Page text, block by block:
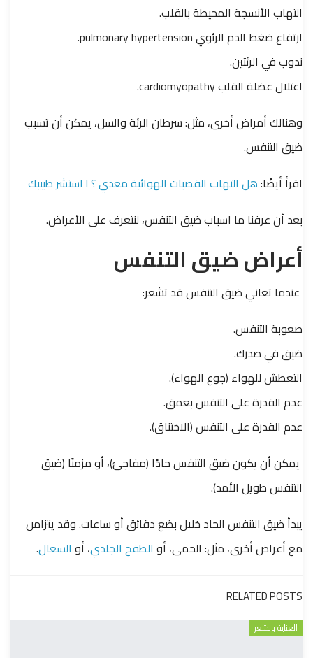
التهاب الأنسجة المحيطة بالقلب.
ارتفاع ضغط الدم الرئوي pulmonary hypertension.
ندوب في الرئتين.
اعتلال عضلة القلب cardiomyopathy.
وهنالك أمراض أخرى، مثل: سرطان الرئة والسل، يمكن أن تسبب
ضيق التنفس.
اقرأ أيضًا:هل التهاب القصبات الهوائية معدي ؟ l استشر طبيبك
بعد أن عرفنا ما اسباب ضيق التنفس، لنتعرف على الأعراض.
أعراض ضيق التنفس
عندما تعاني ضيق التنفس قد تشعر:
صعوبة التنفس.
ضيق في صدرك.
التعطش للهواء (جوع الهواء).
عدم القدرة على التنفس بعمق.
عدم القدرة على التنفس (الاختناق).
يمكن أن يكون ضيق التنفس حادًا (مفاجئ)، أو مزمنًا (ضيق
التنفس طويل الأمد).
يبدأ ضيق التنفس الحاد خلال بضع دقائق أو ساعات. وقد يتزامن
مع أعراض أخرى، مثل: الحمى، أو الطفح الجلدي، أو السعال.
RELATED POSTS
العناية بالشعر